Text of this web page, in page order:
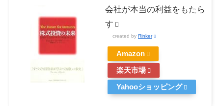
会社が本当の利益をもたら
す
created by Rinker
Amazon
楽天市場
Yahooショッピング